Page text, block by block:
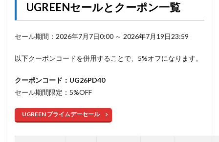
UGREENセールとクーポン一覧
セール期間：2026年7月7日0:00 ～ 2026年7月19日23:59
以下クーポンコードを併用することで、5%オフになります。
クーポンコード：UG26PD40
セール期間限定：5%OFF
UGREEN プライムデーセール